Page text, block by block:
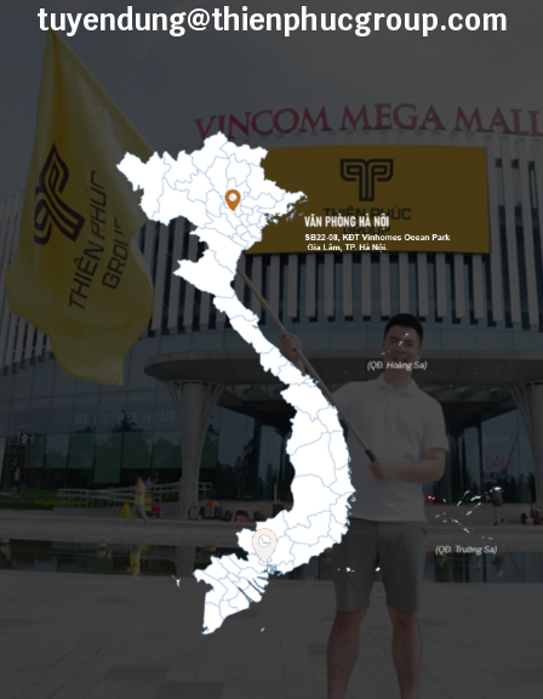
tuyendung@thienphucgroup.com